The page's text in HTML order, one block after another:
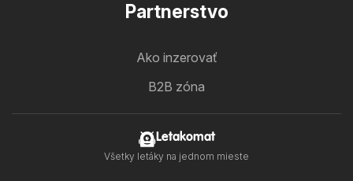
Partnerstvo
Ako inzerovať
B2B zóna
Letakomat
Všetky letáky na jednom mieste